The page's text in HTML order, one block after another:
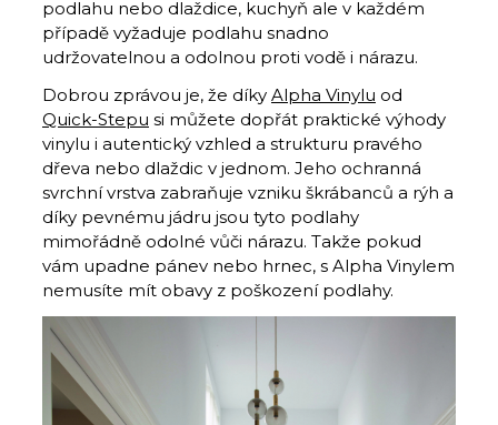
podlahu nebo dlaždice, kuchyň ale v každém
případě vyžaduje podlahu snadno
udržovatelnou a odolnou proti vodě i nárazu.
Dobrou zprávou je, že díky Alpha Vinylu od
Quick-Stepu si můžete dopřát praktické výhody
vinylu i autentický vzhled a strukturu pravého
dřeva nebo dlaždic v jednom. Jeho ochranná
svrchní vrstva zabraňuje vzniku škrábanců a rýh a
díky pevnému jádru jsou tyto podlahy
mimořádně odolné vůči nárazu. Takže pokud
vám upadne pánev nebo hrnec, s Alpha Vinylem
nemusíte mít obavy z poškození podlahy.